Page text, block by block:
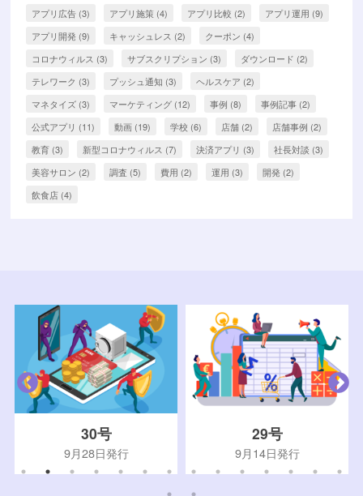
アプリ広告 (3) アプリ施策 (4) アプリ比較 (2) アプリ運用 (9)
アプリ開発 (9) キャッシュレス (2) クーポン (4)
コロナウィルス (3) サブスクリプション (3) ダウンロード (2)
テレワーク (3) プッシュ通知 (3) ヘルスケア (2)
マネタイズ (3) マーケティング (12) 事例 (8) 事例記事 (2)
公式アプリ (11) 動画 (19) 学校 (6) 店舗 (2) 店舗事例 (2)
教育 (3) 新型コロナウィルス (7) 決済アプリ (3) 社長対談 (3)
美容サロン (2) 調査 (5) 費用 (2) 運用 (3) 開発 (2)
飲食店 (4)
30号
9月28日発行
29号
9月14日発行